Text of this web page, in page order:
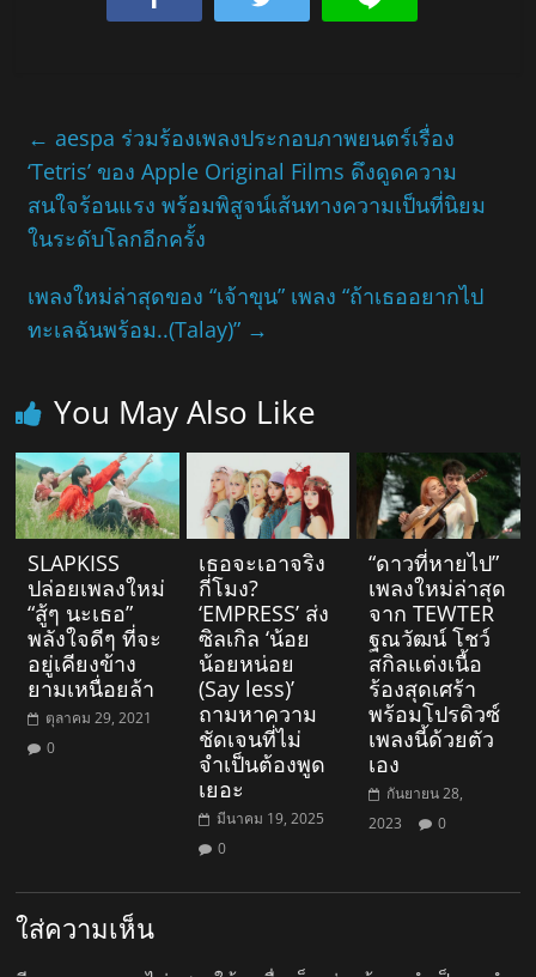
← aespa ร่วมร้องเพลงประกอบภาพยนตร์เรื่อง
‘Tetris’ ของ Apple Original Films ดึงดูดความ
สนใจร้อนแรง พร้อมพิสูจน์เส้นทางความเป็นที่นิยม
ในระดับโลกอีกครั้ง
เพลงใหม่ล่าสุดของ “เจ้าขุน” เพลง “ถ้าเธออยากไป
ทะเลฉันพร้อม..(Talay)” →
You May Also Like
SLAPKISS
ปล่อยเพลงใหม่
“สู้ๆ นะเธอ”
พลังใจดีๆ ที่จะ
อยู่เคียงข้าง
ยามเหนื่อยล้า
ตุลาคม 29, 2021
0
เธอจะเอาจริง
กี่โมง?
‘EMPRESS’ ส่ง
ซิลเกิล ‘น้อย
น้อยหน่อย
(Say less)’
ถามหาความ
ชัดเจนที่ไม่
จำเป็นต้องพูด
เยอะ
มีนาคม 19, 2025
0
“ดาวที่หายไป”
เพลงใหม่ล่าสุด
จาก TEWTER
ฐณวัฒน์ โชว์
สกิลแต่งเนื้อ
ร้องสุดเศร้า
พร้อมโปรดิวซ์
เพลงนี้ด้วยตัว
เอง
กันยายน 28,
2023
0
ใส่ความเห็น